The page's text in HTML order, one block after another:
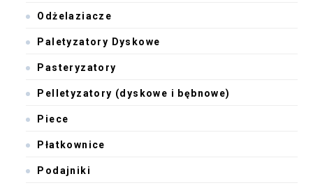
Odżelaziacze
Paletyzatory Dyskowe
Pasteryzatory
Pelletyzatory (dyskowe i bębnowe)
Piece
Płatkownice
Podajniki